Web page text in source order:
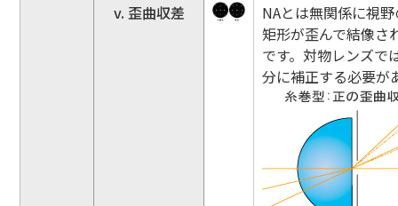
v. 歪曲収差
NAとは無関係に視
矩形が歪んで結像さ
です。対物レンズで
分に補正する必要が